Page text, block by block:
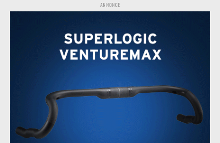
ANNONCE